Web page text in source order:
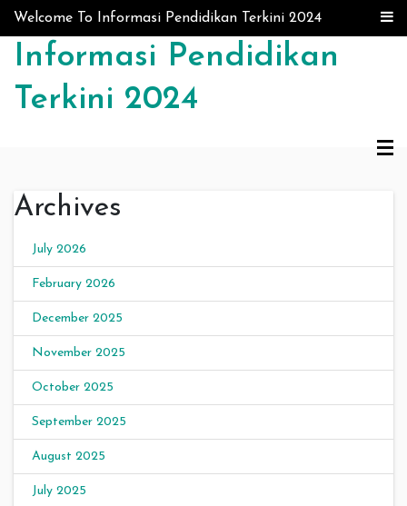
Skip to content
Welcome To Informasi Pendidikan Terkini 2024
Informasi Pendidikan
Terkini 2024
Archives
July 2026
February 2026
December 2025
November 2025
October 2025
September 2025
August 2025
July 2025